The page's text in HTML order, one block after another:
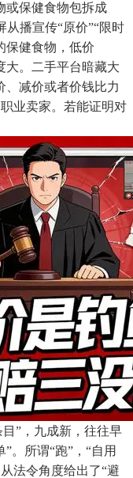
或保健食物包拆成
从播宣传“原价”“限时
保健食物，低价
。二手平台暗藏大
、减价或者价钱比力
业卖家。若能证明对
”，九成新，往往早
。所谓“跑”，“自用
法令角度给出了“避